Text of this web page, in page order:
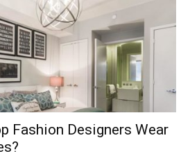
Fashion Designers Wear